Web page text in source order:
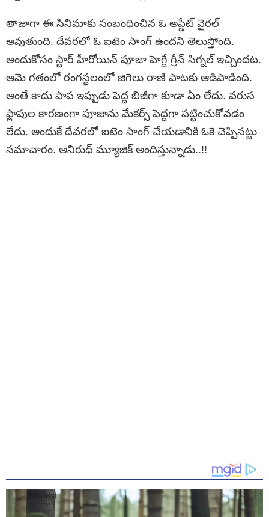
తాజాగా ఈ సినిమాకు సంబంధించిన ఓ అప్డేట్ వైరల్
అవుతుంది. దేవరలో ఓ ఐటెం సాంగ్ ఉందని తెలుస్తోంది.
అందుకోసం స్టార్ హీరోయిన్ పూజా హెగ్డే గ్రీన్ సిగ్నల్ ఇచ్చిందట.
ఆమె గతంలో రంగస్థలంలో జిగెలు రాణి పాటకు ఆడిపాడింది.
అంతే కాదు పాప ఇప్పుడు పెద్ద బిజీగా కూడా ఏం లేదు. వరుస
ఫ్లాపుల కారణంగా పూజాను మేకర్స్ పెద్దగా పట్టించుకోవడం
లేదు. అందుకే దేవరలో ఐటెం సాంగ్ చేయడానికి ఓకె చెప్పినట్టు
సమాచారం. అనిరుధ్ మ్యూజిక్ అందిస్తున్నాడు..!!